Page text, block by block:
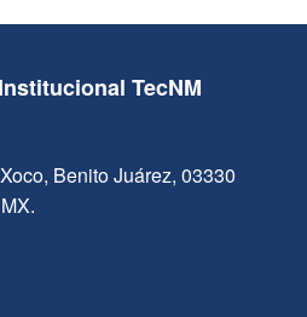
TecNM
Benito Juárez, 03330